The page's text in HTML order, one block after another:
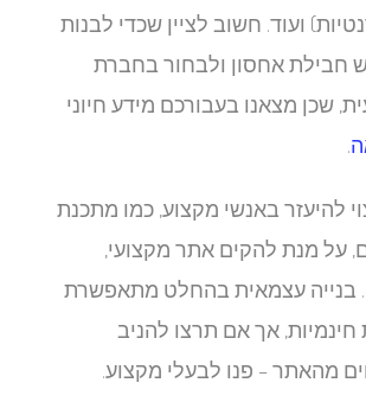
ועוד. חשוב לציין שכדי לבנות
חבילת אחסון ולבחור בחברת
שכן מצאנו בעבורכם מידע חיוני
להיעזר באנשי מקצוע, כמו מתכנת
על מנת להקים אתר מקצועי,
בנייה עצמאית בהחלט מתאפשרת
אך אם תרצו להניב
מהאתר – פנו לבעלי מקצוע.